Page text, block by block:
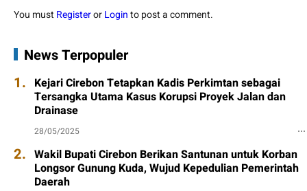
You must RegisterorLoginto post a comment.
News Terpopuler
1. Kejari Cirebon Tetapkan Kadis Perkimtan sebagai
Tersangka Utama Kasus Korupsi Proyek Jalan dan
Drainase
28/05/2025
2. Wakil Bupati Cirebon Berikan Santunan untuk Korban
Longsor Gunung Kuda, Wujud Kepedulian Pemerintah
Daerah